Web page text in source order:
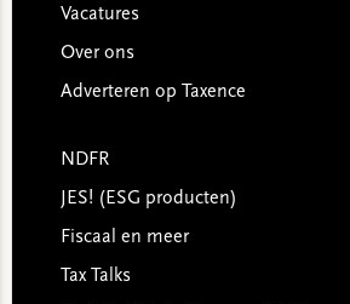
Vacatures
Over ons
Adverteren op Taxence
NDFR
JES! (ESG producten)
Fiscaal en meer
Tax Talks